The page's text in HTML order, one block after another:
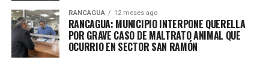
RANCAGUA 12 meses ago
RANCAGUA: MUNICIPIO INTERPONE QUERELLA
POR GRAVE CASO DE MALTRATO ANIMAL QUE
OCURRIO EN SECTOR SAN RAMÓN